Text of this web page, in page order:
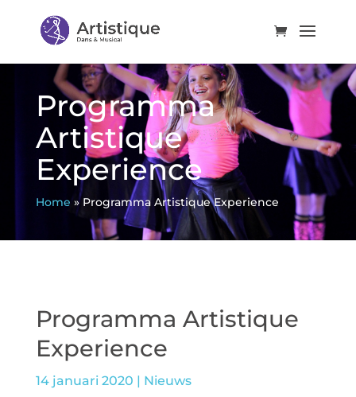
Programma
Artistique
Experience
Home »Programma Artistique Experience
Programma Artistique
Experience
14 januari 2020 | Nieuws